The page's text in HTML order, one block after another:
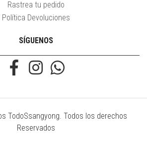
Rastrea tu pedido
Política Devoluciones
SÍGUENOS
TodoSsangyong. Todos los derechos
Reservados